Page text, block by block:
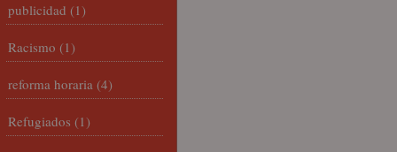
publicidad (1)
Racismo (1)
reforma horaria (4)
Refugiados (1)